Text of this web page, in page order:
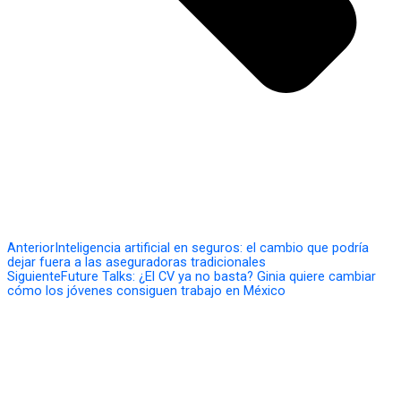
AnteriorInteligencia artificial en seguros: el cambio que podría
dejar fuera a las aseguradoras tradicionales
SiguienteFuture Talks: ¿El CV ya no basta? Ginia quiere cambiar
cómo los jóvenes consiguen trabajo en México